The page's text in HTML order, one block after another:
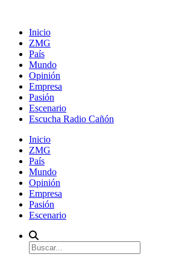
Inicio
ZMG
País
Mundo
Opinión
Empresa
Pasión
Escenario
Escucha Radio Cañón
Inicio
ZMG
País
Mundo
Opinión
Empresa
Pasión
Escenario